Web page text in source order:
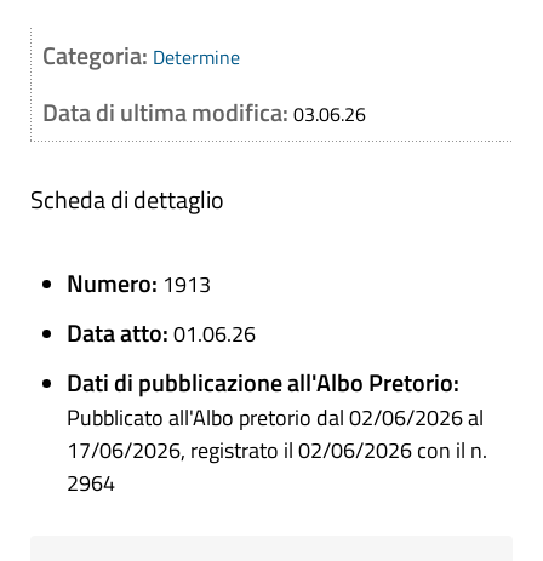
Categoria: Determine
Data di ultima modifica: 03.06.26
Scheda di dettaglio
Numero: 1913
Data atto:01.06.26
Dati di pubblicazione all'Albo Pretorio:
Pubblicato all'Albo pretorio dal 02/06/2026 al
17/06/2026, registrato il 02/06/2026 con il n.
2964